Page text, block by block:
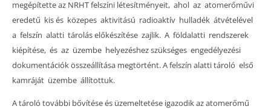
megépítette az NRHT felszíni létesítményeit, ahol az atomerőművi
eredetű kis és közepes aktivitású radioaktív hulladék átvételével
a felszín alatti tárolás előkészítése zajlik. A földalatti rendszerek
kiépítése, és az üzembe helyezéshez szükséges engedélyezési
dokumentációk összeállítása megtörtént. A felszín alatti tároló első
kamráját üzembe állítottuk.
A tároló további bővítése és üzemeltetése igazodik az atomerőmű